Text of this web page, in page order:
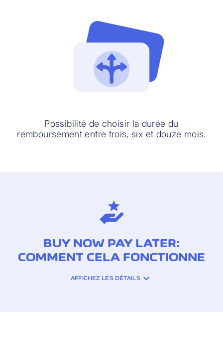
Possibilité de choisir la durée du
remboursement entre trois, six et douze mois.
BUY NOW PAY LATER:
COMMENT CELA FONCTIONNE
AFFICHEZ LES DÉTAILS